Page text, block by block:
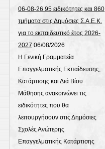
06-08-26 95 ειδικότητες και 860
τμήματα στις Δημόσιες Σ.Α.Ε.Κ.
για το εκπαιδευτικό έτος 2026-
2027 06/08/2026
Η Γενική Γραμματεία
Επαγγελματικής Εκπαίδευσης,
Κατάρτισης και Διά Βίου
Μάθησης ανακοινώνει τις
ειδικότητες που θα
λειτουργήσουν στις Δημόσιες
Σχολές Ανώτερης
Επαγγελματικής Κατάρτισης